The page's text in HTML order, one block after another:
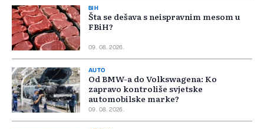
BIH
Šta se dešava s neispravnim mesom u
FBiH?
09. 08. 2026.
AUTO
Od BMW-a do Volkswagena: Ko
zapravo kontroliše svjetske
automobilske marke?
09. 08. 2026.